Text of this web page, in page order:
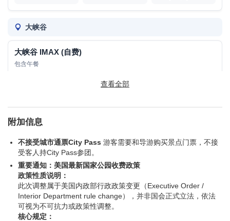
大峡谷
大峡谷 IMAX (自费)
包含午餐
拉斯维加斯
拉斯维加斯网红游 (自费)
$50 $50 (0-12岁)
拉斯维加斯夜游 (自费)
查看全部
附加信息
不接受城市通票City Pass 游客需要和导游购买景点门票，不接
受客人持City Pass参团。
重要通知：美国最新国家公园收费政策
政策性质说明：
此次调整属于美国内政部行政政策变更（Executive Order /
Interior Department rule change），并非国会正式立法，依法
可视为不可抗力或政策性调整。
核心规定：